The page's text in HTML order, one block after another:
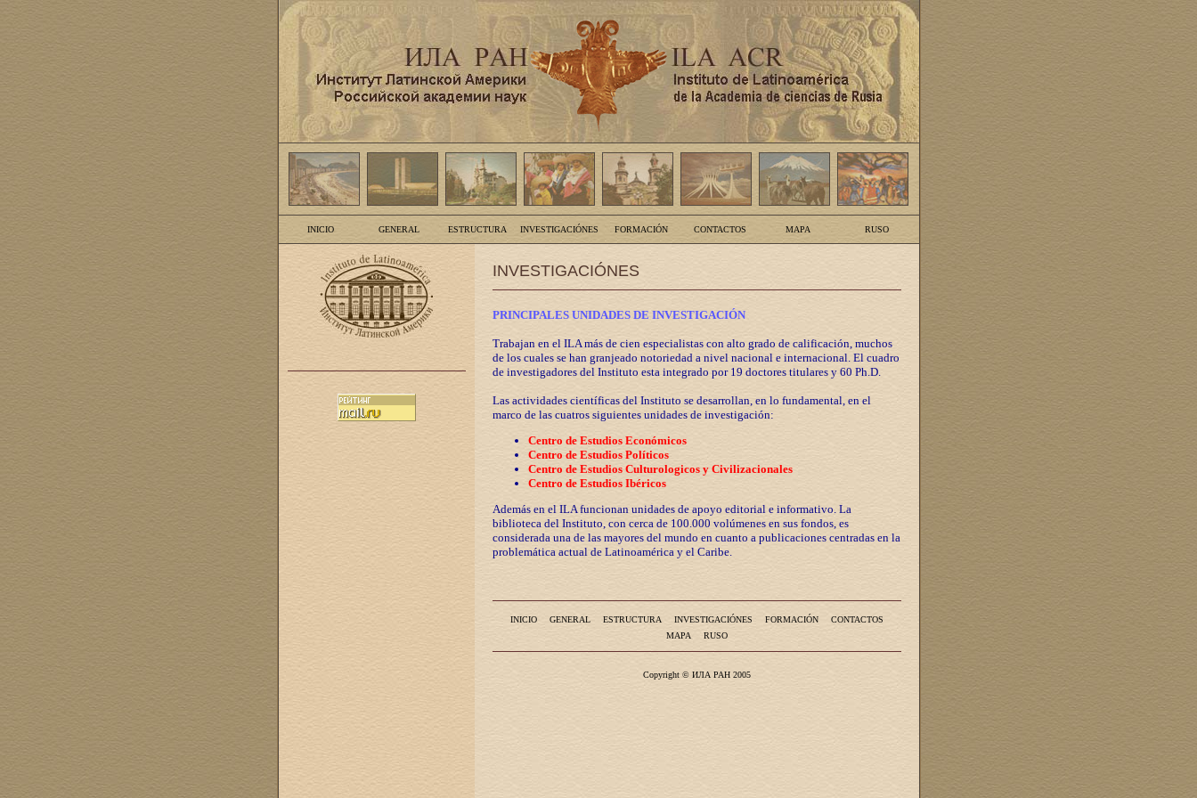
INICIO GENERAL ESTRUCTURA INVESTIGACIÓNES FORMACIÓN CONTACTOS MAPA RUSO
INVESTIGACIÓNES
PRINCIPALES UNIDADES DE INVESTIGACIÓN
Trabajan en el ILA más de cien especialistas con alto grado de calificación, muchos
de los cuales se han granjeado notoriedad a nivel nacional e internacional. El cuadro
de investigadores del Instituto esta integrado por 19 doctores titulares y 60 Ph.D.
Las actividades científicas del Instituto se desarrollan, en lo fundamental, en el
marco de las cuatros siguientes unidades de investigación:
Centro de Estudios Económicos
Centro de Estudios Políticos
Centro de Estudios Culturologicos y Civilizacionales
Centro de Estudios Ibéricos
Además en el ILA funcionan unidades de apoyo editorial e informativo. La
biblioteca del Instituto, con cerca de 100.000 volúmenes en sus fondos, es
considerada una de las mayores del mundo en cuanto a publicaciones centradas en la
problemática actual de Latinoamérica y el Caribe.
INICIO GENERAL ESTRUCTURA INVESTIGACIÓNES FORMACIÓN
CONTACTOS
MAPA
RUSO
Copyright © ИЛА РАН 2005